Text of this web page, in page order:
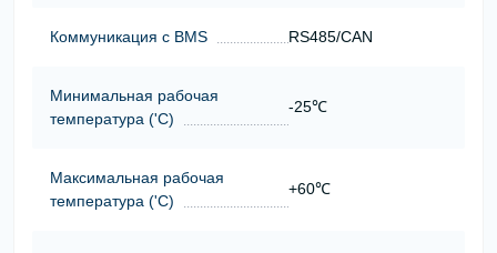
Коммуникация с BMS RS485/CAN
Минимальная рабочая
температура ('С)
-25℃
Максимальная рабочая
температура ('С)
+60℃